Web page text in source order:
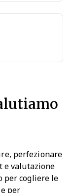
perfezionare
e valutazione
per cogliere le
per